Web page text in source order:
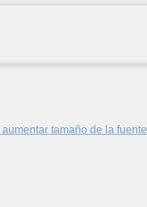
aumentar tamaño de la fuente